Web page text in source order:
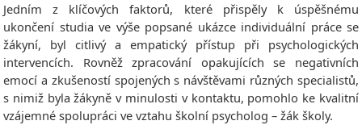
Jedním z klíčových faktorů, které přispěly k úspěšnému
ukončení studia ve výše popsané ukázce individuální práce se
žákyní, byl citlivý a empatický přístup při psychologických
intervencích. Rovněž zpracování opakujících se negativních
emocí a zkušeností spojených s návštěvami různých specialistů,
s nimiž byla žákyně v minulosti v kontaktu, pomohlo ke kvalitní
vzájemné spolupráci ve vztahu školní psycholog – žák školy.